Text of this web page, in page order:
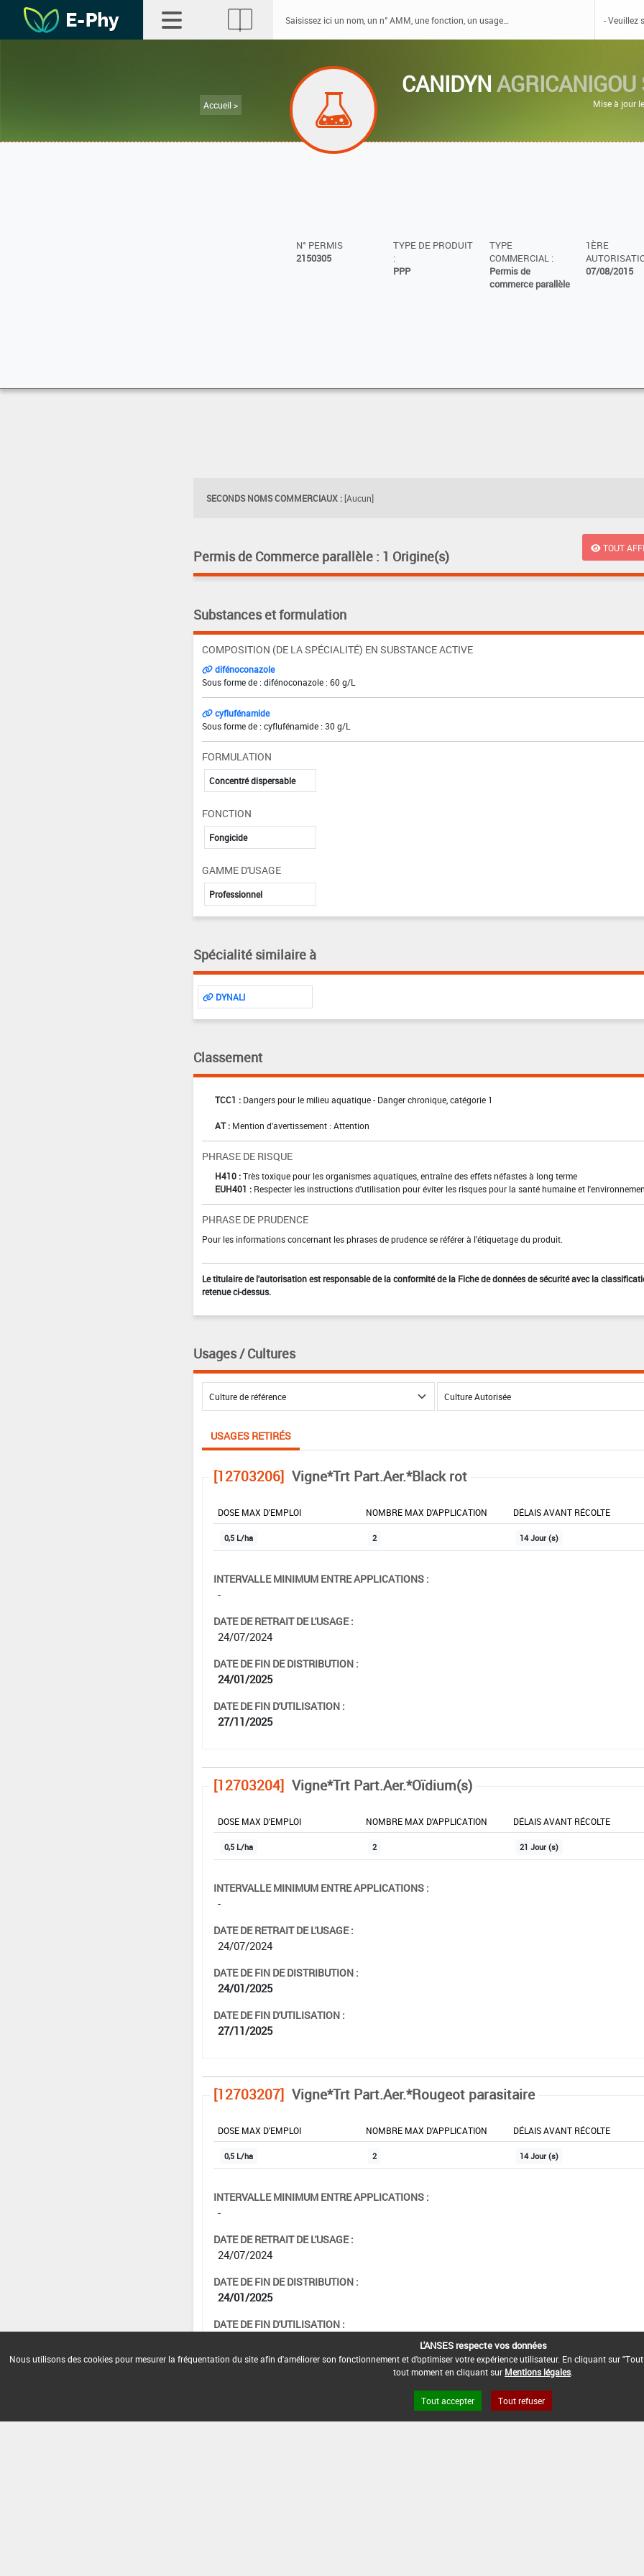
Accueil >
CANIDYNAGRICANIGOU
Mise à jour
N° PERMIS
2150305
TYPE DE PRODUIT
:
PPP
TYPE
COMMERCIAL :
Permis de
commerce parallèle
1ÈRE
07/08/2015
SECONDS NOMS COMMERCIAUX : [Aucun]
Permis de Commerce parallèle : 1 Origine(s) TOUT
Substances et formulation
COMPOSITION (DE LA SPÉCIALITÉ) EN SUBSTANCE ACTIVE
difénoconazole
Sous forme de : difénoconazole : 60 g/L
cyflufénamide
Sous forme de : cyflufénamide : 30 g/L
FORMULATION
Concentré dispersable
FONCTION
Fongicide
GAMME D'USAGE
Professionnel
Spécialité similaire à
DYNALI
Classement
TCC1 : Dangers pour le milieu aquatique - Danger chronique, catégorie 1
AT : Mention d'avertissement : Attention
PHRASE DE RISQUE
H410 : Très toxique pour les organismes aquatiques, entraîne des effets néfastes à long terme
EUH401 : Respecter les instructions d'utilisation pour éviter les risques pour la santé humaine et
PHRASE DE PRUDENCE
Pour les informations concernant les phrases de prudence se référer à l'étiquetage du produit.
Le titulaire de l'autorisation est responsable de la conformité de la Fiche de données de sécurité avec la
retenue ci-dessus.
Usages / Cultures
USAGES RETIRÉS
[12703206] Vigne*Trt Part.Aer.*Black rot
DOSE MAX D'EMPLOI NOMBRE MAX D'APPLICATION DÉLAIS AVANT RÉCOLTE
0,5 L/ha 2 14 Jour (s)
INTERVALLE MINIMUM ENTRE APPLICATIONS :
-
DATE DE RETRAIT DE L'USAGE :
24/07/2024
DATE DE FIN DE DISTRIBUTION :
24/01/2025
DATE DE FIN D'UTILISATION :
27/11/2025
[12703204] Vigne*Trt Part.Aer.*Oïdium(s)
DOSE MAX D'EMPLOI NOMBRE MAX D'APPLICATION DÉLAIS AVANT RÉCOLTE
0,5 L/ha 2 21 Jour (s)
INTERVALLE MINIMUM ENTRE APPLICATIONS :
-
DATE DE RETRAIT DE L'USAGE :
24/07/2024
DATE DE FIN DE DISTRIBUTION :
24/01/2025
DATE DE FIN D'UTILISATION :
27/11/2025
[12703207] Vigne*Trt Part.Aer.*Rougeot parasitaire
DOSE MAX D'EMPLOI NOMBRE MAX D'APPLICATION DÉLAIS AVANT RÉCOLTE
0,5 L/ha 2 14 Jour (s)
INTERVALLE MINIMUM ENTRE APPLICATIONS :
-
DATE DE RETRAIT DE L'USAGE :
24/07/2024
DATE DE FIN DE DISTRIBUTION :
24/01/2025
DATE DE FIN D'UTILISATION :
L'ANSES respecte vos données
Nous utilisons des cookies pour mesurer la fréquentation du site afin d'améliorer son fonctionnement et d'optimiser votre expérience utilisateur. En cliquant sur
tout moment en cliquant sur Mentions légales
Tout accepter Tout refuser